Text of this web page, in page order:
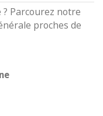
Parcourez notre
proches de